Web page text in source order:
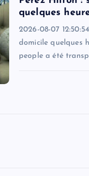
quelques
2026-08-07
domicile quelques
people a été